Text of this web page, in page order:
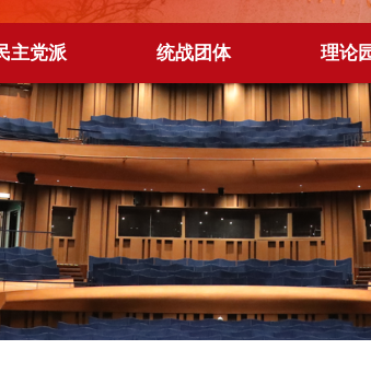
主党派 统战团体 理论